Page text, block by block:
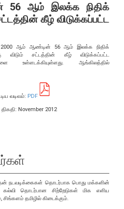
மற்றும்
56 ஆம் இலக்க நிதிக்
கீழ் விடுக்கப்பட்ட
2000 ஆம் ஆண்டின் 56 ஆம் இலக்க நிதிக்
விடும் சட்டத்தின் கீழ் விடுக்கப்பட்ட
உள்ளடக்கியுள்ளது. ஆங்கிலத்தில்
வடிவம்: PDF
November 2012
நடவடிக்கைகள் தொடர்பாக பொது மக்களின்
கல்வி தொடர்பான சிற்றேடுகள் மிக எளிய
தமிழில் கிடைக்கும்.